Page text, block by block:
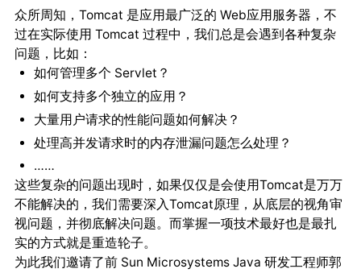
众所周知，Tomcat 是应用最广泛的 Web应用服务器，不
过在实际使用 Tomcat 过程中，我们总是会遇到各种复杂
问题，比如：
如何管理多个 Servlet？
如何支持多个独立的应用？
大量用户请求的性能问题如何解决？
处理高并发请求时的内存泄漏问题怎么处理？
……
这些复杂的问题出现时，如果仅仅是会使用Tomcat是万万
不能解决的，我们需要深入Tomcat原理，从底层的视角审
视问题，并彻底解决问题。而掌握一项技术最好也是最扎
实的方式就是重造轮子。
为此我们邀请了前 Sun Microsystems Java 研发工程师郭